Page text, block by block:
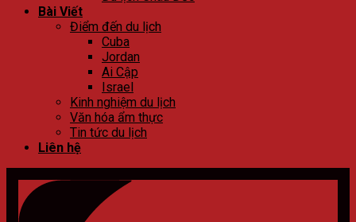
Bài Viết
Điểm đến du lịch
Cuba
Jordan
Ai Cập
Israel
Kinh nghiệm du lịch
Văn hóa ẩm thực
Tin tức du lịch
Liên hệ